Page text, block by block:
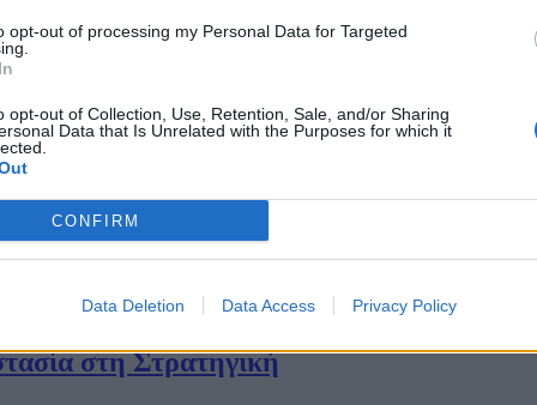
opt-out of processing my Personal Data for Targeted
opt-out of Collection, Use, Retention, Sale, and/or Sharing
Data that Is Unrelated with the Purposes for which it
CONFIRM
Data Deletion Data Access Privacy Policy
Στρατηγικό Ηγέτη Επιχειρησιακής
στη Στρατηγική